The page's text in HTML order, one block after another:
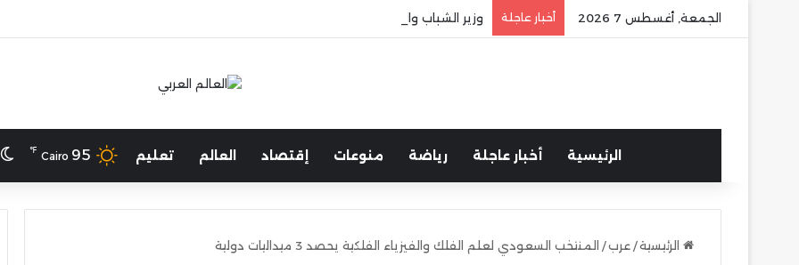
الجمعة, أغسطس 7 2026 أخبار عاجلة وزير الشباب والرياضة يهنئ منتخب مصر للشطرنج
الرئيسية أخبار عاجلة رياضة منوعات إقتصاد العالم تعليم Cairo 95
℉
الرئيسية/ عرب/ المنتخب السعودي لعلم الفلك والفيزياء الفلكية يحصد 3 ميداليات دولية